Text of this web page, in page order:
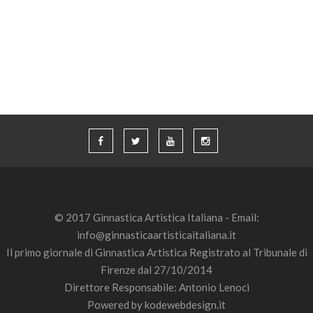
© 2017 Ginnastica Artistica Italiana - Email:
info@ginnasticaartisticaitaliana.it
Il primo giornale di Ginnastica Artistica Registrato al Tribunale di
Firenze dal 27/10/2014
Direttore Responsabile: Antonio Lenoci
Powered bykodewebdesign.it